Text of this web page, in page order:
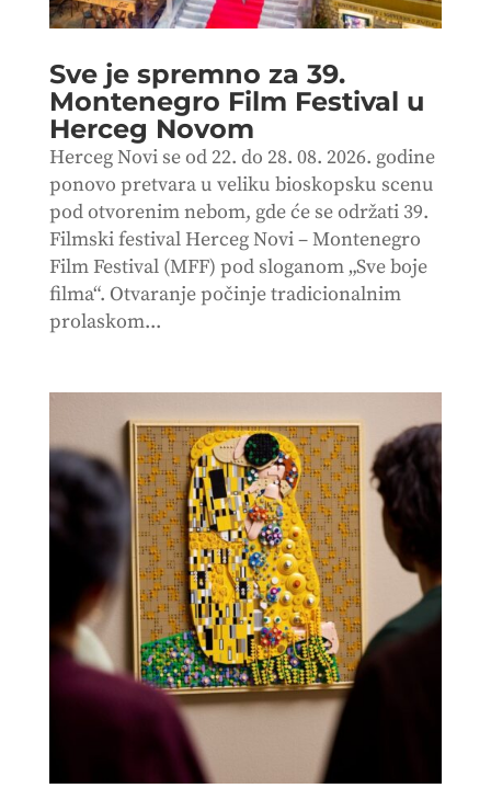
Sve je spremno za 39.
Montenegro Film Festival u
Herceg Novom
Herceg Novi se od 22. do 28. 08. 2026. godine
ponovo pretvara u veliku bioskopsku scenu
pod otvorenim nebom, gde će se održati 39.
Filmski festival Herceg Novi – Montenegro
Film Festival (MFF) pod sloganom „Sve boje
filma“. Otvaranje počinje tradicionalnim
prolaskom...